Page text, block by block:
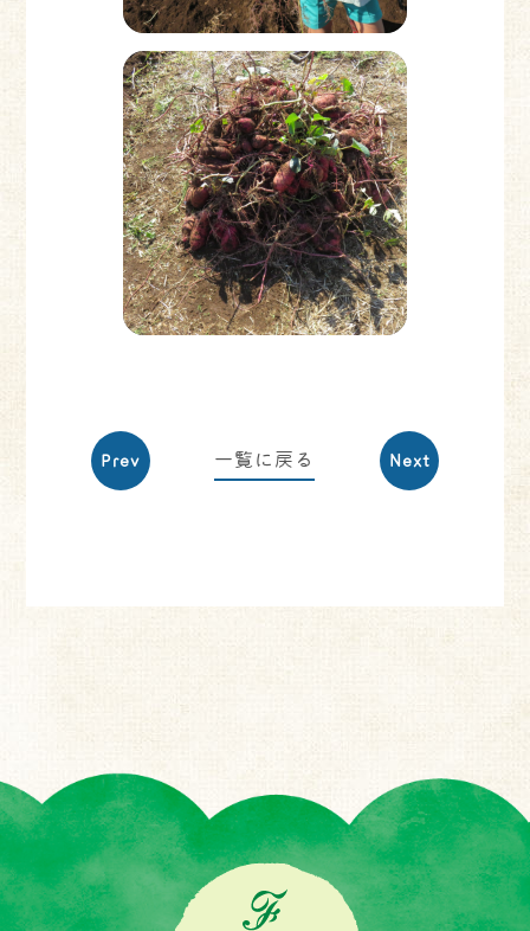
Prev 一覧に戻る Next